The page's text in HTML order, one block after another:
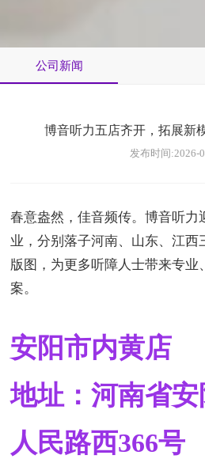
公司新闻
博音听力五店齐开，拓展新
发布时间:2026-
春意盎然，佳音频传。博音听力
业，分别落子河南、山东、江西
版图，为更多听障人士带来专业
案。
安阳市内黄店
地址：河南省
人民路西366号